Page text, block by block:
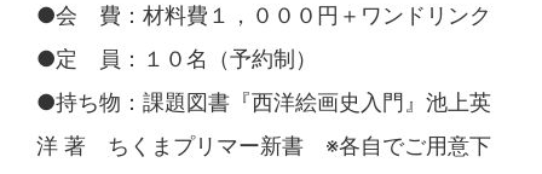
●会 費：材料費１，０００円＋ワンドリンク
●定 員：１０名（予約制）
●持ち物：課題図書『西洋絵画史入門』池上英
洋 著 ちくまプリマー新書 ※各自でご用意下